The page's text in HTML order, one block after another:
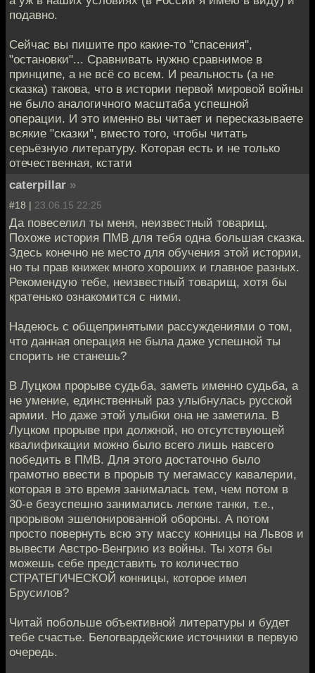
подавно.
Сейчас вы пишите про какие-то "спасения",
"остановки"... Сравнивать нужно сравнимое в
принципе, а не всё со всем. И реальность (а не
сказка) такова, что в истории первой мировой войны
не было аналогичного масштаба успешной
операции. И это именно вы читает и пересказываете
всякие "сказки", вместо того, чтобы читать
серьёзную литературу. Которая есть и не только
отечественная, кстати
caterpillar »
#18 | 23.06.15 22:25
Да повеселил ты меня, неизвестный товарищ.
Похоже история ПМВ для тебя одна большая сказка.
Здесь конечно не место для обучения этой истории,
но ты прав книжек много хороших и главное разных.
Рекомендую тебе, неизвестный товарищ, хотя бы
кратенько ознакомится с ними.
Надеюсь с общепринятыми рассуждениями о том,
что данная операция не была даже успешной ты
спорить не станешь?
В Луцком прорыве судьба, заметь именно судьба, а
не умение, единственный раз улыбнулась русской
армии. Но даже этой улыбки она не заметила. В
Луцком прорыве при должной, но отсутствующей
квалификации можно было всего лишь навсего
победить в ПМВ. Для этого достаточно было
грамотно ввести в прорыв ту мегамассу кавалерии,
которая в это время занималась тем, чем потом в
30-е безуспешно занимались легкие танки, т.е.,
прорывом эшелонированной обороны. А потом
просто повернуть всю эту массу конницы на Львов и
вывести Австро-Венгрию из войны. Ты хотя бы
можешь себе представить то количество
СТРАТЕГИЧЕСКОЙ конницы, которое имел
Брусилов?
Читай побольше объективной литературы и будет
тебе счастье. Белогвардейские источники в первую
очередь.